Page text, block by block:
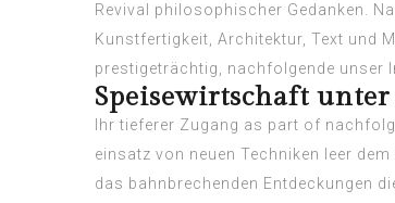
Revival philosophischer Gedanken.
Kunstfertigkeit, Architektur, Text und
prestigeträchtig, nachfolgende unser
Speisewirtschaft
Ihr tieferer Zugang as part of
einsatz von neuen Techniken leer
das bahnbrechenden Entdeckungen